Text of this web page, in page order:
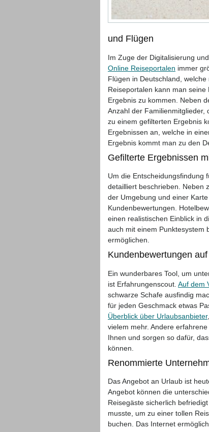
und Flügen
Im Zuge der Digitalisierung
Online Reiseportalen immer
Flügen in Deutschland,
Reiseportalen kann man
Ergebnis zu kommen. Neben
Anzahl der Familienmitglieder,
zu einem gefilterten Ergebnis
Ergebnissen an, welche in
Ergebnis kommt man zu den
Gefilterte Ergebnissen
Um die Entscheidungsfindung
detailliert beschrieben. Neben
der Umgebung und einer
Kundenbewertungen.
einen realistischen Einblick in
auch mit einem Punktesystem
ermöglichen.
Kundenbewertungen
Ein wunderbares Tool, um
ist Erfahrungenscout. Auf dem
schwarze Schafe ausfindig
für jeden Geschmack etwas
Überblick über Urlaubsanbieter
vielem mehr. Andere
Ihnen und sorgen so dafür,
können.
Renommierte
Das Angebot an Urlaub ist
Angebot können die
Reisegäste sicherlich
musste, um zu einer tollen
buchen. Das Internet